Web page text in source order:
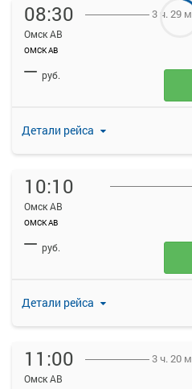
08:30
Омск АВ
ОМСК АВ
3 ч. 29 м
Детали рейса
— руб.
10:10
Омск АВ
ОМСК АВ
Детали рейса
— руб.
11:00
Омск АВ
3 ч. 20 м